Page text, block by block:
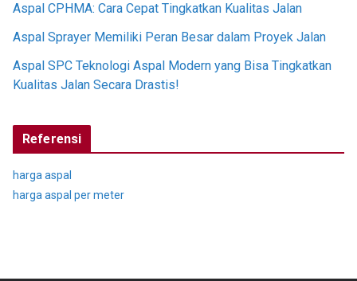
Aspal CPHMA: Cara Cepat Tingkatkan Kualitas Jalan
Aspal Sprayer Memiliki Peran Besar dalam Proyek Jalan
Aspal SPC Teknologi Aspal Modern yang Bisa Tingkatkan
Kualitas Jalan Secara Drastis!
Referensi
harga aspal
harga aspal per meter